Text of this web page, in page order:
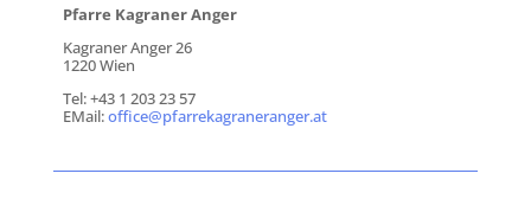
Pfarre Kagraner Anger
Kagraner Anger 26
1220 Wien
Tel: +43 1 203 23 57
EMail:office@pfarrekagraneranger.at